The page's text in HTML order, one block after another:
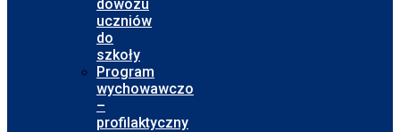
dowozu
uczniów
do
szkoły
Program
wychowawczo
–
profilaktyczny